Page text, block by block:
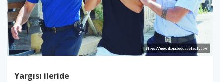
Yargısı ileride